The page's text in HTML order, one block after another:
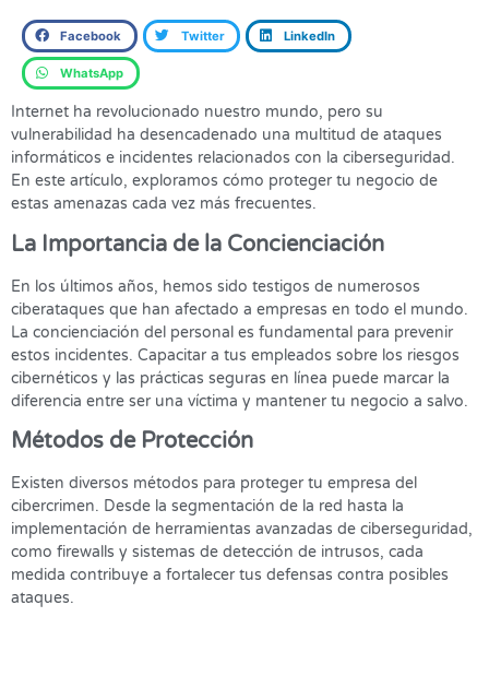
Facebook Twitter LinkedIn
WhatsApp
Internet ha revolucionado nuestro mundo, pero su
vulnerabilidad ha desencadenado una multitud de ataques
informáticos e incidentes relacionados con la ciberseguridad.
En este artículo, exploramos cómo proteger tu negocio de
estas amenazas cada vez más frecuentes.
La Importancia de la Concienciación
En los últimos años, hemos sido testigos de numerosos
ciberataques que han afectado a empresas en todo el mundo.
La concienciación del personal es fundamental para prevenir
estos incidentes. Capacitar a tus empleados sobre los riesgos
cibernéticos y las prácticas seguras en línea puede marcar la
diferencia entre ser una víctima y mantener tu negocio a salvo.
Métodos de Protección
Existen diversos métodos para proteger tu empresa del
cibercrimen. Desde la segmentación de la red hasta la
implementación de herramientas avanzadas de ciberseguridad,
como firewalls y sistemas de detección de intrusos, cada
medida contribuye a fortalecer tus defensas contra posibles
ataques.